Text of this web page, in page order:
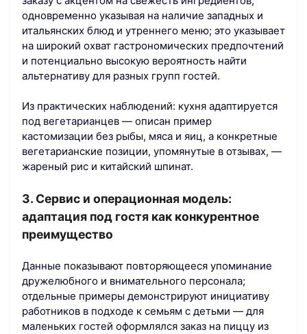
одновременно указывая на наличие западных и
итальянских блюд и утреннего меню; это указывает
на широкий охват гастрономических предпочтений
и потенциально высокую вероятность найти
альтернативу для разных групп гостей.
Из практических наблюдений: кухня адаптируется
под вегетарианцев — описан пример
кастомизации без рыбы, мяса и яиц, а конкретные
вегетарианские позиции, упомянутые в отзывах, —
жареный рис и китайский шпинат.
3. Сервис и операционная модель:
адаптация под гостя как конкурентное
преимущество
Данные показывают повторяющееся упоминание
дружелюбного и внимательного персонала;
отдельные примеры демонстрируют инициативу
работников в подходе к семьям с детьми — для
маленьких гостей оформлялся заказ на пиццу из